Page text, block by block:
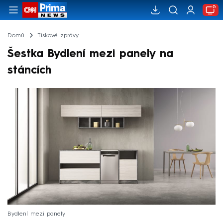
Domů Tiskové zprávy
Šestka Bydlení mezi panely na
stáncích
Bydlení mezi panely